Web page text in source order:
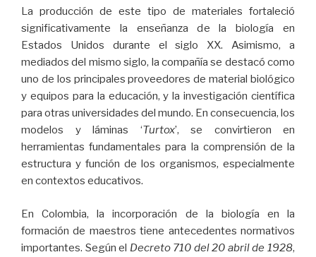
La producción de este tipo de materiales fortaleció
significativamente la enseñanza de la biología en
Estados Unidos durante el siglo XX. Asimismo, a
mediados del mismo siglo, la compañía se destacó como
uno de los principales proveedores de material biológico
y equipos para la educación, y la investigación científica
para otras universidades del mundo. En consecuencia, los
modelos y láminas ‘Turtox’, se convirtieron en
herramientas fundamentales para la comprensión de la
estructura y función de los organismos, especialmente
en contextos educativos.
En Colombia, la incorporación de la biología en la
formación de maestros tiene antecedentes normativos
importantes. Según el Decreto 710 del 20 abril de 1928,